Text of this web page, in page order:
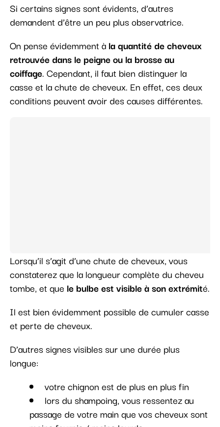
Si certains signes sont évidents, d’autres
demandent d’être un peu plus observatrice.
On pense évidemment à la quantité de cheveux
retrouvée dans le peigne ou la brosse au
coiffage. Cependant, il faut bien distinguer la
casse et la chute de cheveux. En effet, ces deux
conditions peuvent avoir des causes différentes.
Lorsqu’il s’agit d’une chute de cheveux, vous
constaterez que la longueur complète du cheveu
tombe, et que le bulbe est visible à son extrémité.
Il est bien évidemment possible de cumuler casse
et perte de cheveux.
D’autres signes visibles sur une durée plus
longue:
votre chignon est de plus en plus fin
lors du shampoing, vous ressentez au
passage de votre main que vos cheveux sont